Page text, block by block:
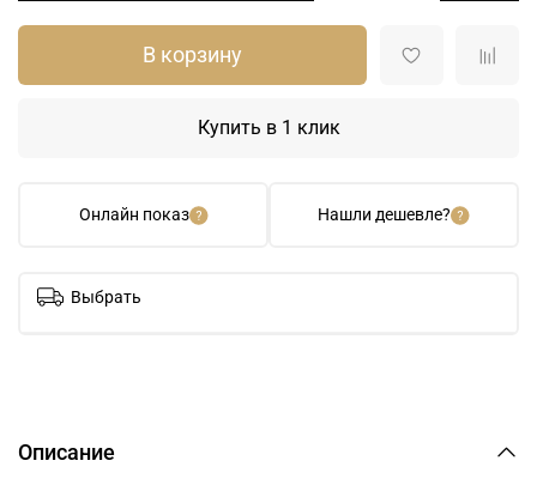
Онлайн показ Нашли дешевле?
В корзину
Купить в 1 клик
Выбрать
Описание